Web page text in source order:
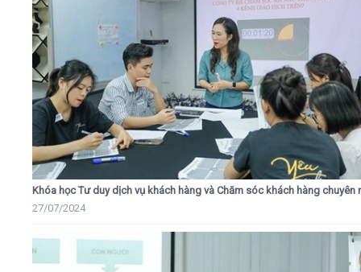
Khóa học Tư duy dịch vụ khách hàng và Chăm sóc khách hàng chuyên
27/07/2024